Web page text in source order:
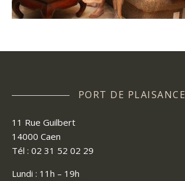
PORT DE PLAISANCE
11 Rue Guilbert
14000 Caen
Tél : 02 31 52 02 29
Lundi : 11h – 19h